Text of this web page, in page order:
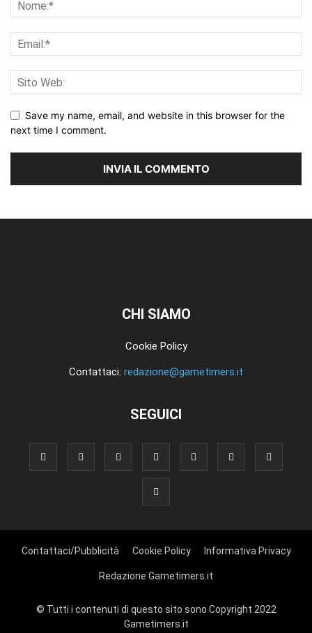
Save my name, email, and website in this browser for the
next time I comment.
CHI SIAMO
Cookie Policy
Contattaci: redazione@gametimers.it
SEGUICI
Contattaci/Pubblicità Cookie Policy Informativa Privacy
Redazione Gametimers.it
© Tutti i contenuti di questo sito sono Copyright 2022
Gametimers.it